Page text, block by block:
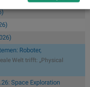
Roboter,
Welt trifft: „Physical
Space Exploration